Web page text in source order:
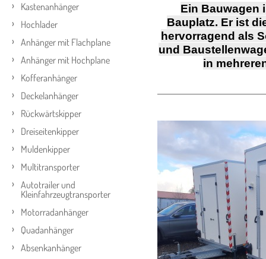
Kastenanhänger
Hochlader
Anhänger mit Flachplane
Anhänger mit Hochplane
Kofferanhänger
Deckelanhänger
Rückwärtskipper
Dreiseitenkipper
Muldenkipper
Multitransporter
Autotrailer und
Kleinfahrzeugtransporter
Motorradanhänger
Quadanhänger
Absenkanhänger
Ein Bauwagen
Bauplatz. Er ist
hervorragend als
und
in